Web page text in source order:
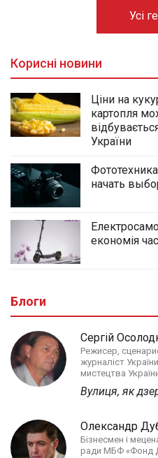
Усі
Корисні новини
Ціни на
картопля
України
начать
економія
Блоги
Сергій
Режисер,
журналіст
мистецтва
Вулиця, як
Олександр
Бізнесмен і
ради МБФ «Фонд